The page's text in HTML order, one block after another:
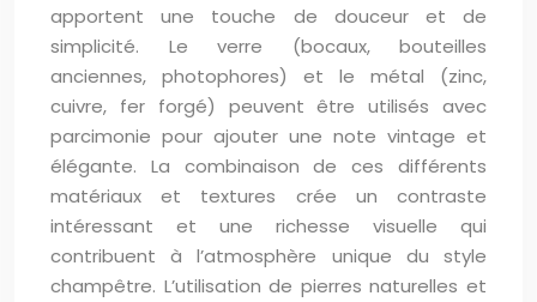
apportent une touche de douceur et de
simplicité. Le verre (bocaux, bouteilles
anciennes, photophores) et le métal (zinc,
cuivre, fer forgé) peuvent être utilisés avec
parcimonie pour ajouter une note vintage et
élégante. La combinaison de ces différents
matériaux et textures crée un contraste
intéressant et une richesse visuelle qui
contribuent à l’atmosphère unique du style
champêtre. L’utilisation de pierres naturelles et